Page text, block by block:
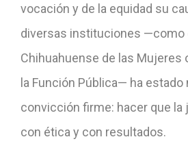
vocación y de la equidad su
diversas instituciones —como
Chihuahuense de las Mujeres
la Función Pública— ha estado
convicción firme: hacer que
con ética y con resultados.